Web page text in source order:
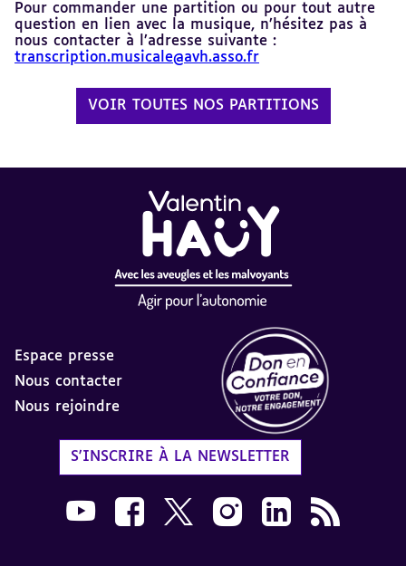
Pour commander une partition ou pour tout autre
question en lien avec la musique, n’hésitez pas à
nous contacter à l’adresse suivante :
transcription.musicale@avh.asso.fr
VOIR TOUTES NOS PARTITIONS
Espace presse
Nous contacter
Nous rejoindre
S'INSCRIRE À LA NEWSLETTER
Nous suivre sur Youtube AVH dans une
Nous suivre sur Facebook AVH dans
Nous suivre sur X AVH dans une
Nous suivre sur Instagram
Nous suivre sur
Flux RSS